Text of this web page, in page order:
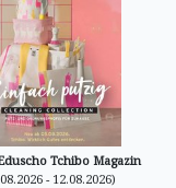
Tchibo Magazin
- 12.08.2026)